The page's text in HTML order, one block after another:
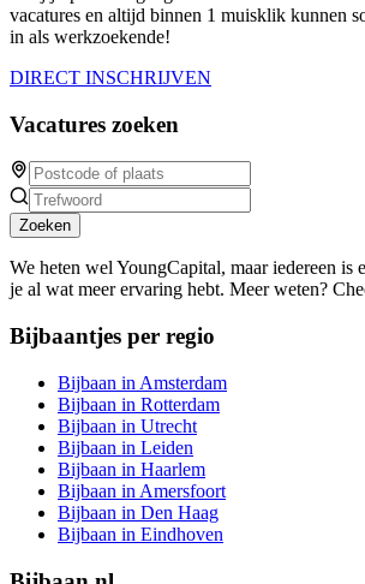
vacatures en altijd binnen 1 muisklik kunnen
in als werkzoekende!
DIRECT INSCHRIJVEN
Vacatures zoeken
Zoeken
We heten wel YoungCapital, maar iedereen is
je al wat meer ervaring hebt. Meer weten?
Bijbaantjes per regio
Bijbaan in Amsterdam
Bijbaan in Rotterdam
Bijbaan in Utrecht
Bijbaan in Leiden
Bijbaan in Haarlem
Bijbaan in Amersfoort
Bijbaan in Den Haag
Bijbaan in Eindhoven